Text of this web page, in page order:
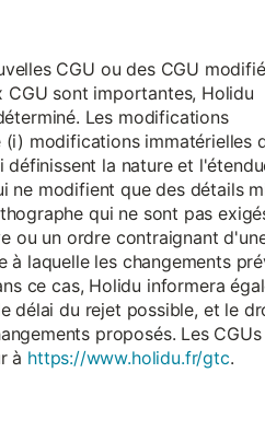
CGU ou des CGU
sont importantes, Holidu
Les modifications
modifications immatérielles
la nature et
ne modifient que des détails
qui ne sont pas
ou un ordre contraignant
laquelle les changements
ce cas, Holidu informera
délai du rejet possible, et le
proposés. Les CGUs
à https://www.holidu.fr/gtc.